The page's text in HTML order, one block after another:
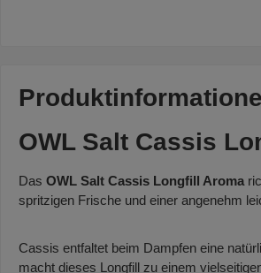
OWL Salt Cassis
Das OWL Salt Cassis Longfill Aroma
spritzigen Frische und einer angenehm
Cassis entfaltet beim Dampfen eine
macht dieses Longfill zu einem